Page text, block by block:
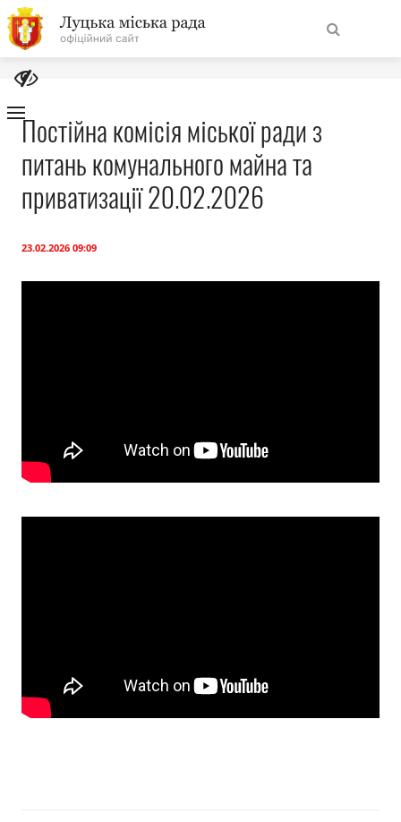
На
головну
Навігація
сайту
Про місто
Документи
Постійна комісія міської ради з
питань комунального майна та
приватизації 20.02.2026
23.02.2026 09:09